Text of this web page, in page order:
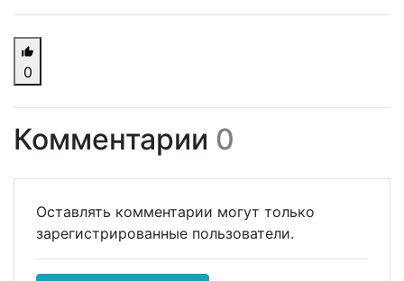
0
Комментарии 0
Оставлять комментарии могут только
зарегистрированные пользователи.